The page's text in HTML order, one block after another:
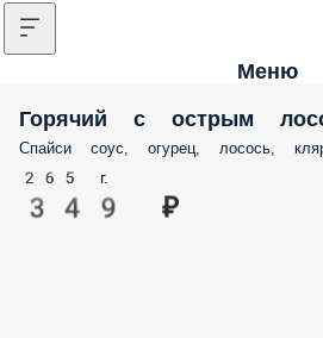
Меню
Горячий с острым
Спайси соус, огурец, лосось, кляр,
265 г.
349 ₽